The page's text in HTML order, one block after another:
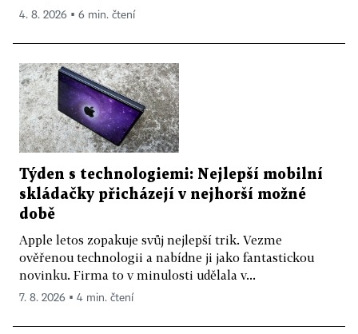
4. 8. 2026 ▪ 6 min. čtení
Týden s technologiemi: Nejlepší mobilní
skládačky přicházejí v nejhorší možné
době
Apple letos zopakuje svůj nejlepší trik. Vezme
ověřenou technologii a nabídne ji jako fantastickou
novinku. Firma to v minulosti udělala v...
7. 8. 2026 ▪ 4 min. čtení